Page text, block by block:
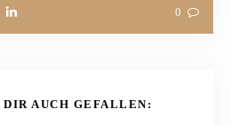
0
DIR AUCH GEFALLEN: